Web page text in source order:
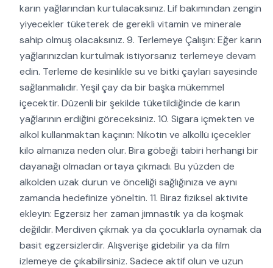
karın yağlarından kurtulacaksınız. Lif bakımından zengin
yiyecekler tüketerek de gerekli vitamin ve minerale
sahip olmuş olacaksınız. 9. Terlemeye Çalışın: Eğer karın
yağlarınızdan kurtulmak istiyorsanız terlemeye devam
edin. Terleme de kesinlikle su ve bitki çayları sayesinde
sağlanmalıdır. Yeşil çay da bir başka mükemmel
içecektir. Düzenli bir şekilde tüketildiğinde de karın
yağlarının erdiğini göreceksiniz. 10. Sigara içmekten ve
alkol kullanmaktan kaçının: Nikotin ve alkollü içecekler
kilo almanıza neden olur. Bira göbeği tabiri herhangi bir
dayanağı olmadan ortaya çıkmadı. Bu yüzden de
alkolden uzak durun ve önceliği sağlığınıza ve aynı
zamanda hedefinize yöneltin. 11. Biraz fiziksel aktivite
ekleyin: Egzersiz her zaman jimnastik ya da koşmak
değildir. Merdiven çıkmak ya da çocuklarla oynamak da
basit egzersizlerdir. Alışverişe gidebilir ya da film
izlemeye de çıkabilirsiniz. Sadece aktif olun ve uzun